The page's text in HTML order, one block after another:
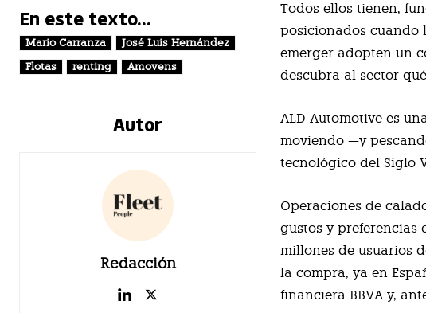
En este texto...
Mario Carranza
José Luis Hernández
Flotas
renting Amovens
Autor
Redacción
Todos ellos tienen,
posicionados cuando
emerger adopten un
descubra al sector
ALD Automotive es
moviendo —y
tecnológico del Siglo
Operaciones de
gustos y preferencias
millones de usuarios
la compra, ya en
financiera BBVA y,